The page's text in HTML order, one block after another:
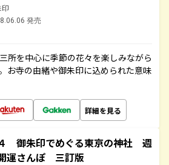
発売
所を中心に季節の花々を楽しみながら
お寺の由緒や御朱印に込められた意味
詳細を見る
御朱印でめぐる東京の神社 週
運さんぽ 三訂版